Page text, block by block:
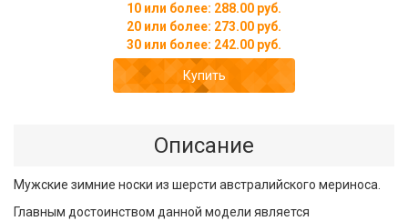
10 или более: 288.00 руб.
20 или более: 273.00 руб.
30 или более: 242.00 руб.
Купить
Описание
Мужские зимние носки из шерсти австралийского мериноса.
Главным достоинством данной модели является